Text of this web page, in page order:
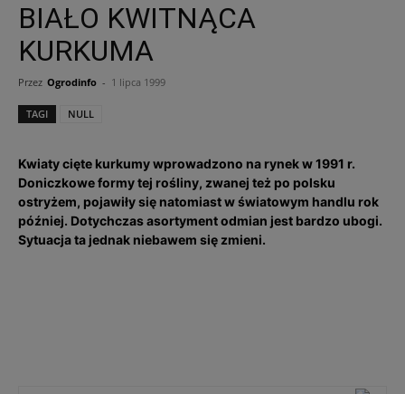
BIAŁO KWITNĄCA
KURKUMA
Przez Ogrodinfo - 1 lipca 1999
TAGI NULL
Kwiaty cięte kurkumy wprowadzono na rynek w 1991 r.
Doniczkowe formy tej rośliny, zwanej też po polsku
ostryżem, pojawiły się natomiast w światowym handlu rok
później. Dotychczas asortyment odmian jest bardzo ubogi.
Sytuacja ta jednak niebawem się zmieni.